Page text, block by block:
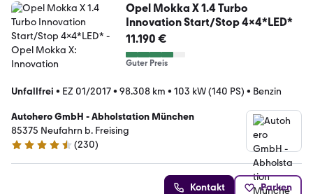
Opel Mokka X 1.4 Turbo
Innovation Start/Stop 4x4*LED*
11.190 €
Guter Preis
Unfallfrei • EZ 01/2017• 98.308 km • 103 kW (140 PS) • Benzin
Autohero GmbH - Abholstation München
85375 Neufahrn b. Freising
4.4 Sterne
(230)
Kontakt Parken